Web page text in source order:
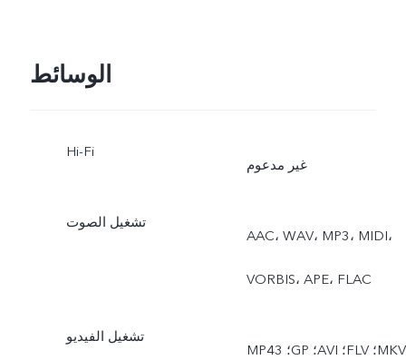
الوسائط
Hi-Fi
غير مدعوم
تشغيل الصوت
AAC، ‏WAV، ‏MP3، ‏MIDI،
‏VORBIS، ‏APE، ‏FLAC
تشغيل الفيديو
MP4؛ ‏3GP؛ ‏AVI؛ ‏FLV؛ ‏MKV؛